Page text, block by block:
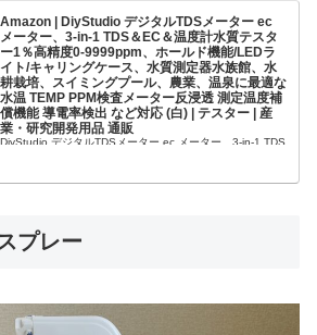
Amazon | DiyStudio デジタルTDSメーター ec
メーター、3-in-1 TDS＆EC＆温度計水質テスタ
ー1％高精度0-9999ppm、ホールド機能/LEDラ
イト/キャリングケース、水質測定器水族館、水
耕栽培、スイミングプール、農業、温泉に最適な
水温 TEMP PPM検査メーター反浸透 測定温度補
償機能 導電率検出 など対応 (白) | テスター | 産
業・研究開発用品 通販
DiyStudio デジタルTDSメーター ec メーター、3-in-1 TDS
プレー